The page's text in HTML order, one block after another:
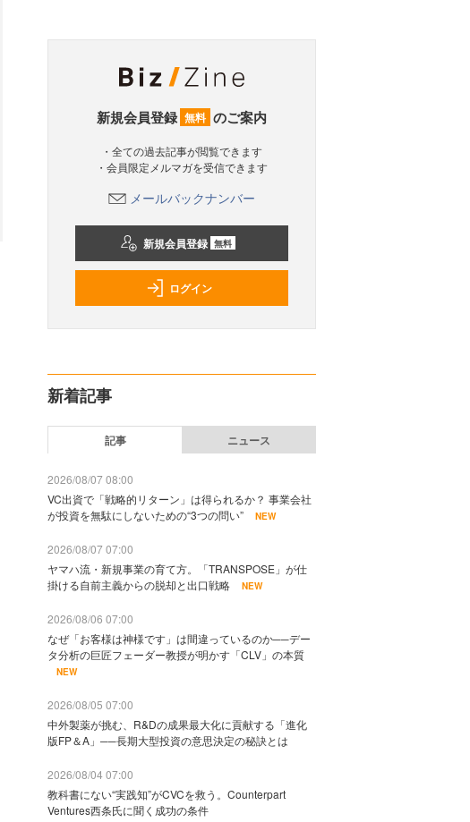
新規会員登録 無料 のご案内
・全ての過去記事が閲覧できます
・会員限定メルマガを受信できます
メールバックナンバー
新規会員登録 無料
ログイン
新着記事
記事 ニュース
2026/08/07 08:00
VC出資で「戦略的リターン」は得られるか？ 事業会社
が投資を無駄にしないための“3つの問い”
NEW
2026/08/07 07:00
ヤマハ流・新規事業の育て方。「TRANSPOSE」が仕
掛ける自前主義からの脱却と出口戦略
NEW
2026/08/06 07:00
なぜ「お客様は神様です」は間違っているのか──デー
タ分析の巨匠フェーダー教授が明かす「CLV」の本質
NEW
2026/08/05 07:00
中外製薬が挑む、R&Dの成果最大化に貢献する「進化
版FP＆A」──長期大型投資の意思決定の秘訣とは
2026/08/04 07:00
教科書にない“実践知”がCVCを救う。Counterpart
Ventures西条氏に聞く成功の条件